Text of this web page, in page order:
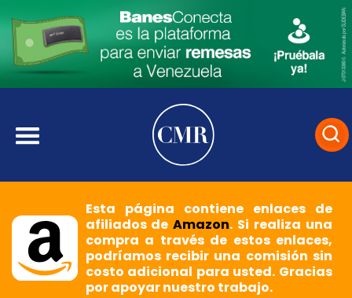
Esta página contiene enlaces de
afiliados deAmazon. Si realiza una
compra a través de estos enlaces,
podríamos recibir una comisión sin
costo adicional para usted. Gracias
por apoyar nuestro trabajo.